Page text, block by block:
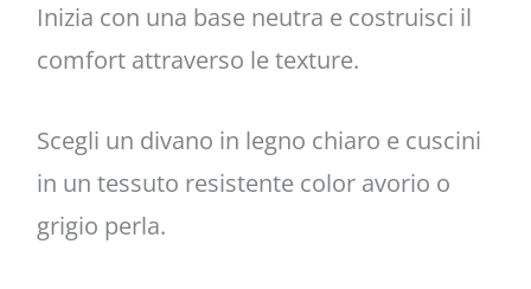
Inizia con una base neutra e costruisci il
comfort attraverso le texture.
Scegli un divano in legno chiaro e cuscini
in un tessuto resistente color avorio o
grigio perla.